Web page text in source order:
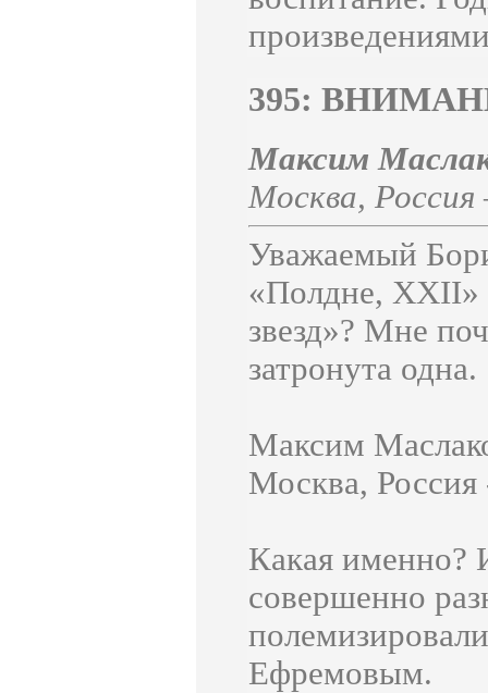
395:
Максим
Москва, Россия
Уважаемый
«Полдне, XXII»
звезд»? Мне
затронута одна.
Максим
Москва,
Какая именно?
совершенно
Ефремовым.